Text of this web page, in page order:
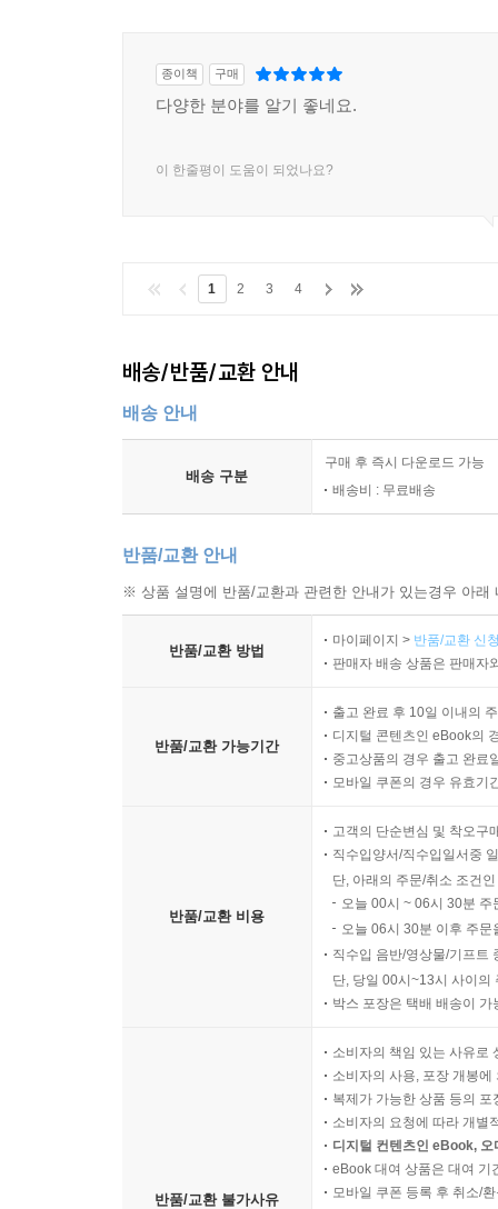
종이책 구매
다양한 분야를 알기 좋네요.
이 한줄평이 도움이 되었나요?
1 2 3 4
배송/반품/교환 안내
배송 안내
배송 구분
구매 후 즉시 다운로드 가능
배송비 : 무료배송
반품/교환 안내
※ 상품 설명에 반품/교환과 관련한 안내가 있는경우 아
반품/교환 방법
마이페이지 > 반품/교환 신
판매자 배송 상품은 판매자
반품/교환 가능기간
출고 완료 후 10일 이내의
디지털 콘텐츠인 eBook의
중고상품의 경우 출고 완료
모바일 쿠폰의 경우 유효기
반품/교환 비용
고객의 단순변심 및 착오구
직수입양서/직수입일서중
단, 아래의 주문/취소 조건
오늘 00시 ~ 06시 30분
오늘 06시 30분 이후 주
직수입 음반/영상물/기프트
단, 당일 00시~13시 사이의
박스 포장은 택배 배송이
반품/교환 불가사유
소비자의 책임 있는 사유로
소비자의 사용, 포장 개봉
복제가 가능한 상품 등의
소비자의 요청에 따라 개별
디지털 컨텐츠인 eBook,
eBook 대여 상품은 대여 기
모바일 쿠폰 등록 후 취소/